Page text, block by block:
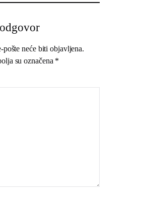
pošte neće biti objavljena.
su označena *